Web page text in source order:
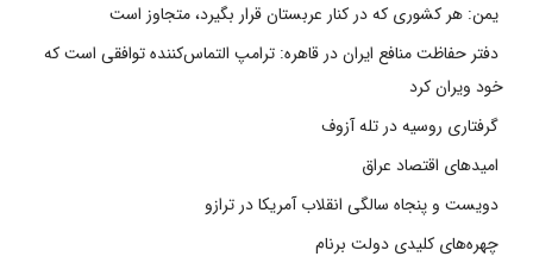
یمن: هر کشوری که در کنار عربستان قرار بگیرد، متجاوز است
دفتر حفاظت منافع ایران در قاهره: ترامپ التماس‌کننده توافقی است که
خود ویران کرد
گرفتاری روسیه در تله آزوف
امیدهای اقتصاد عراق
دویست و پنجاه سالگی انقلاب آمریکا در ترازو
چهره‌های کلیدی دولت برنام